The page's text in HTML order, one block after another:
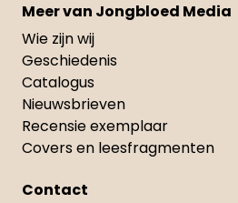
Meer van Jongbloed Media
Wie zijn wij
Geschiedenis
Catalogus
Nieuwsbrieven
Recensie exemplaar
Covers en leesfragmenten
Contact